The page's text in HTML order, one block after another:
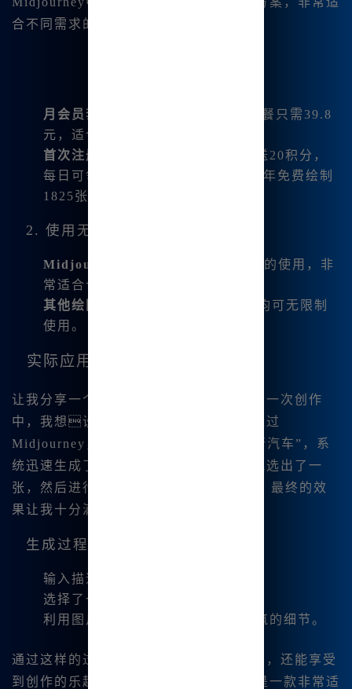
合不同需求的用户：
月会员套餐
：最低9.9元起，高级套餐只需39.8
元，适合需要大量创作的用户。
首次注册优惠
：新用户注册后会赠送20积分，
每日可领取5积分，意味着你可以一年免费绘制
1825张图片，极具性价比。
2. 使用无限制的绘图工具
Midjourney休闲模式
：允许无限制的使用，非
常适合个人创作。
其他绘图工具
：像flux、SD-3等，均可无限制
使用。
实际应用案例
让我分享一个实际的使用案例。在最近的一次创作
中，我想设计一张科幻主题的插画。通过
Midjourney，我输入了“未来城市 与飞行汽车”，系
统迅速生成了多张不同风格的图片。我挑选出了一
张，然后进行了微 调，添加了一些细节，最终的效
果让我十分满意。
生成过程：
输入描述：“未来城市与飞行汽车”。
选择了一种明亮的色调风格。
利用图片编辑功能，增加了一些建筑的细节。
通过这样的过程，我不仅能快速完成作品，还能享受
到创作的乐趣。Midjourney中文版确实是一款非常适